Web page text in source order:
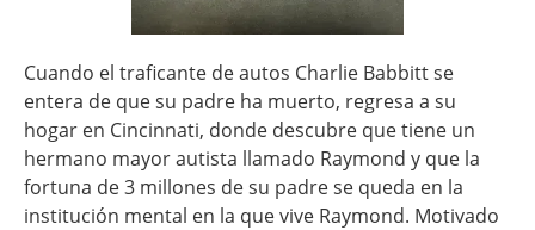
Cuando el traficante de autos Charlie Babbitt se
entera de que su padre ha muerto, regresa a su
hogar en Cincinnati, donde descubre que tiene un
hermano mayor autista llamado Raymond y que la
fortuna de 3 millones de su padre se queda en la
institución mental en la que vive Raymond. Motivado